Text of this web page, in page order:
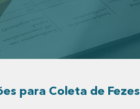
para Coleta de Fezes